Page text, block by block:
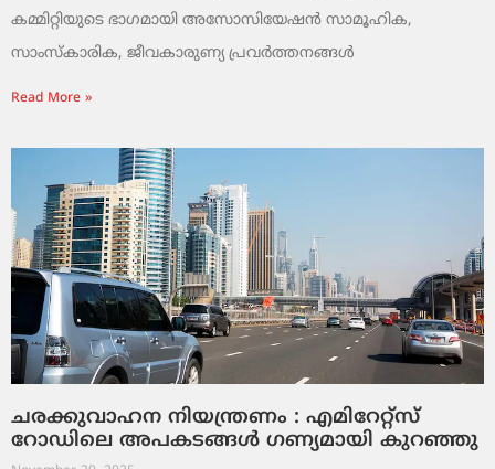
കമ്മിറ്റിയുടെ ഭാഗമായി അസോസിയേഷൻ സാമൂഹിക,
സാംസ്‌കാരിക, ജീവകാരുണ്യ പ്രവർത്തനങ്ങൾ
Read More »
ചരക്കുവാഹന നിയന്ത്രണം : എമിറേറ്റ്സ്
റോഡിലെ അപകടങ്ങൾ ഗണ്യമായി കുറഞ്ഞു